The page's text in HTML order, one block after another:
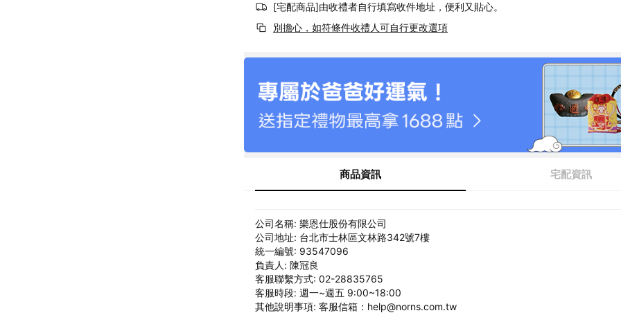
[宅配商品]由收禮者自行填寫收件地址，便利又貼心。
別擔心，如符條件收禮人可自行更改選項
商品資訊 宅配資訊
公司名稱: 樂恩仕股份有限公司
公司地址: 台北市士林區文林路342號7樓
統一編號: 93547096
負責人: 陳冠良
客服聯繫方式: 02-28835765
客服時段: 週一~週五 9:00~18:00
其他說明事項: 客服信箱：help@norns.com.tw